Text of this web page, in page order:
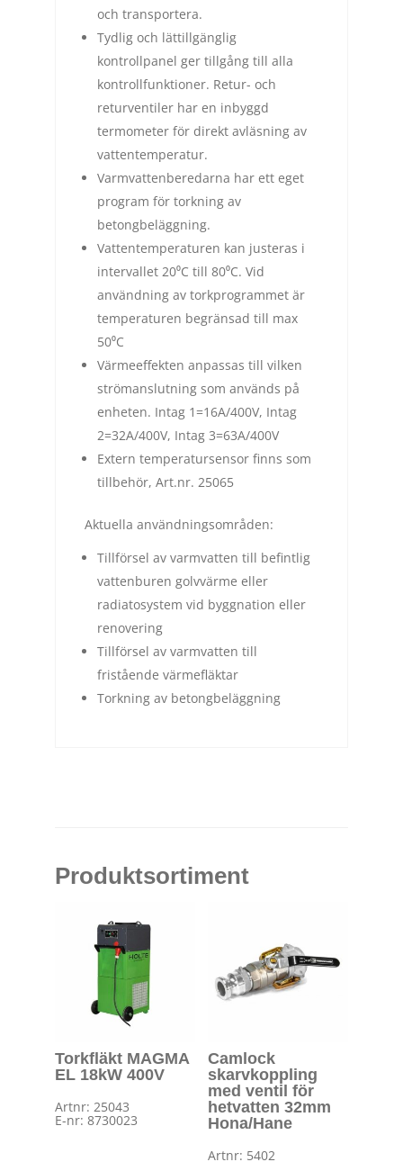
och transportera.
Tydlig och lättillgänglig
kontrollpanel ger tillgång till alla
kontrollfunktioner. Retur- och
returventiler har en inbyggd
termometer för direkt avläsning av
vattentemperatur.
Varmvattenberedarna har ett eget
program för torkning av
betongbeläggning.
Vattentemperaturen kan justeras i
intervallet 20⁰C till 80⁰C. Vid
användning av torkprogrammet är
temperaturen begränsad till max
50⁰C
Värmeeffekten anpassas till vilken
strömanslutning som används på
enheten. Intag 1=16A/400V, Intag
2=32A/400V, Intag 3=63A/400V
Extern temperatursensor finns som
tillbehör, Art.nr. 25065
Aktuella användningsområden:
Tillförsel av varmvatten till befintlig
vattenburen golvvärme eller
radiatosystem vid byggnation eller
renovering
Tillförsel av varmvatten till
fristående värmefläktar
Torkning av betongbeläggning
Produktsortiment
Torkfläkt MAGMA
EL 18kW 400V
Artnr: 25043
E-nr: 8730023
Camlock
skarvkoppling
med ventil för
hetvatten 32mm
Hona/Hane
Artnr: 5402